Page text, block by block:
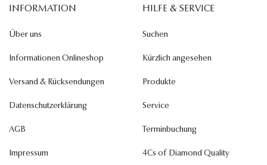
INFORMATION
Über uns
Informationen Onlineshop
Versand & Rücksendungen
Datenschutzerklärung
AGB
Impressum
HILFE & SERVICE
Suchen
Kürzlich angesehen
Produkte
Service
Terminbuchung
4Cs of Diamond Quality